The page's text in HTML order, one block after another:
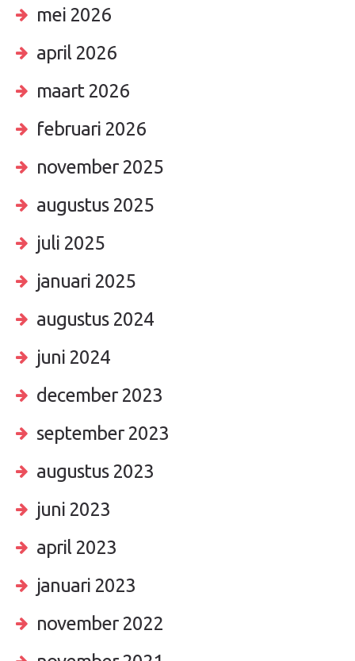
mei 2026
april 2026
maart 2026
februari 2026
november 2025
augustus 2025
juli 2025
januari 2025
augustus 2024
juni 2024
december 2023
september 2023
augustus 2023
juni 2023
april 2023
januari 2023
november 2022